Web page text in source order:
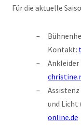
Für die aktuelle
Kontakt:
und
online.de